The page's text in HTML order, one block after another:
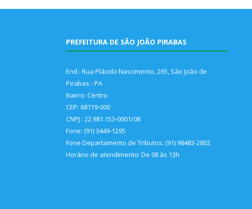
PREFEITURA DE SÃO JOÃO PIRABAS
End.: Rua Plácido Nascimento, 265, São João de
Pirabas - PA
Bairro: Centro
CEP: 68719-000
CNPJ : 22.981.153-0001/08
Fone: (91) 3449-1295
Fone Departamento de Tributos: (91) 98483-2802
Horário de atendimento: De 08 às 13h